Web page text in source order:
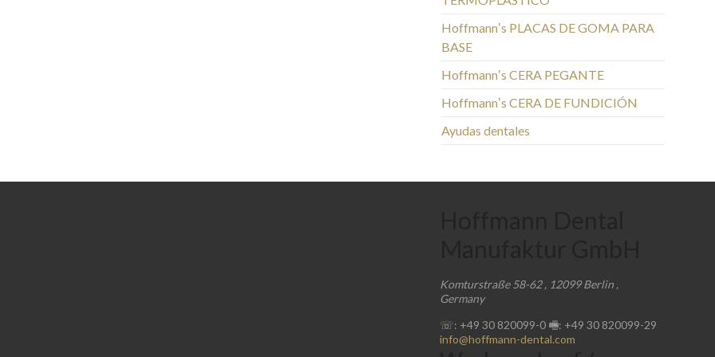
Hoffmannʼs PLACAS DE GOMA PARA
BASE
Hoffmannʼs CERA PEGANTE
Hoffmannʼs CERA DE FUNDICIÓN
Ayudas dentales
Komturstraße 58-62, 12099 Berlin ,
Germany
☏: +49 30 820099-0 🖷: +49 30 820099-29
info@hoffmann-dental.com